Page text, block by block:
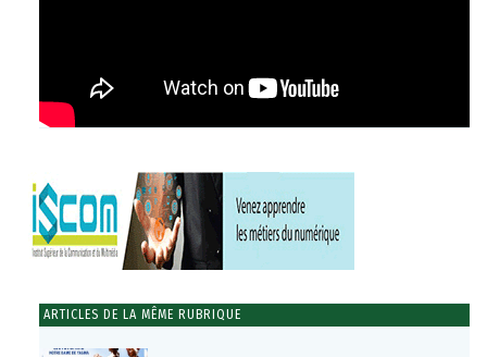
ARTICLES DE LA MÊME RUBRIQUE